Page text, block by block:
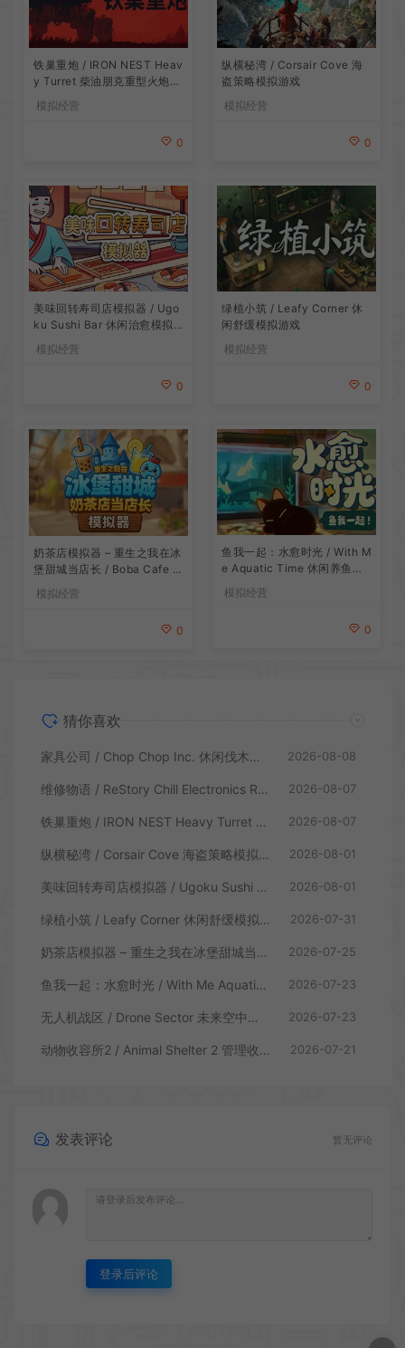
铁巢重炮 / IRON NEST Heav
y Turret 柴油朋克重型火炮游
模拟经营
0
纵横秘湾 / Corsair Cove 海
盗策略模拟游戏
模拟经营
0
美味回转寿司店模拟器 / Ugo
ku Sushi Bar 休闲治愈模拟
游戏
模拟经营
0
绿植小筑 / Leafy Corner 休
闲舒缓模拟游戏
模拟经营
0
奶茶店模拟器 – 重生之我在冰
堡甜城当店长 / Boba Cafe Si
模拟经营
0
鱼我一起：水愈时光 / With M
e Aquatic Time 休闲养鱼游
戏
模拟经营
0
猜你喜欢
家具公司 / Chop Chop Inc. 休闲伐木建造模拟游戏 2026-08-08
维修物语 / ReStory Chill Electronics Repairs 拆解修理模拟游戏 2026-08-07
铁巢重炮 / IRON NEST Heavy Turret 柴油朋克重型火炮游戏 2026-08-07
纵横秘湾 / Corsair Cove 海盗策略模拟游戏 2026-08-01
美味回转寿司店模拟器 / Ugoku Sushi Bar 休闲治愈模拟游戏 2026-08-01
绿植小筑 / Leafy Corner 休闲舒缓模拟游戏 2026-07-31
奶茶店模拟器 – 重生之我在冰堡甜城当店长 / Boba Cafe Simulator 模拟经营游戏 2026-07-25
鱼我一起：水愈时光 / With Me Aquatic Time 休闲养鱼游戏 2026-07-23
无人机战区 / Drone Sector 未来空中炮艇游戏 2026-07-23
动物收容所2 / Animal Shelter 2 管理收容模拟游戏 2026-07-21
发表评论 暂无评论
登录后评论